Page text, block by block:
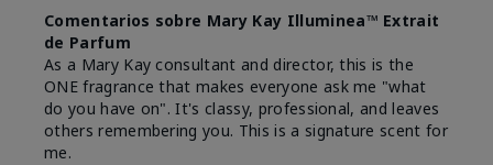
Comentarios sobre Mary Kay Illuminea™ Extrait
de Parfum
As a Mary Kay consultant and director, this is the
ONE fragrance that makes everyone ask me "what
do you have on". It's classy, professional, and leaves
others remembering you. This is a signature scent for
me.